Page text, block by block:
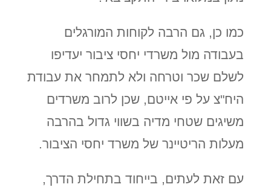
כמו כן, גם הרבה לקוחות המורגלים
בעבודה מול משרדי יחסי ציבור יעדיפו
לשלם שכר וטרחה ולא לתמחר את עבודת
היח"צ על פי אייטם, שכן לרוב משרדים
משיגים שטחי מדיה בשווי גדול בהרבה
מעלות הריטיינר של משרד יחסי הציבור.
עם זאת לעתים, בייחוד בתחילת הדרך,